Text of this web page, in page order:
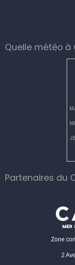
Quelle météo à
Partenaires du
Zone
2